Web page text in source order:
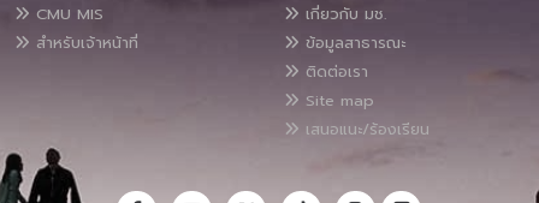
CMU MIS
สำหรับเจ้าหน้าที่
เกี่ยวกับ มช.
ข้อมูลสาธารณะ
ติดต่อเรา
Site map
เสนอแนะ/ร้องเรียน